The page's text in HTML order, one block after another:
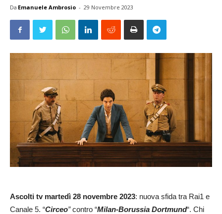
Da Emanuele Ambrosio - 29 Novembre 2023
Ascolti tv martedì 28 novembre 2023: nuova sfida tra Rai1 e
Canale 5. “Circeo”contro “Milan-Borussia Dortmund“. Chi